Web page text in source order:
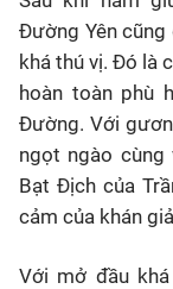
Đường Yên
khá thú vị. Đó là
hoàn toàn phù
Đường. Với
ngọt ngào cùng
Bạt Địch của
cảm của khán
Với mở đầu